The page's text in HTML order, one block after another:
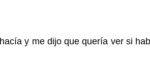
y me dijo que quería ver si